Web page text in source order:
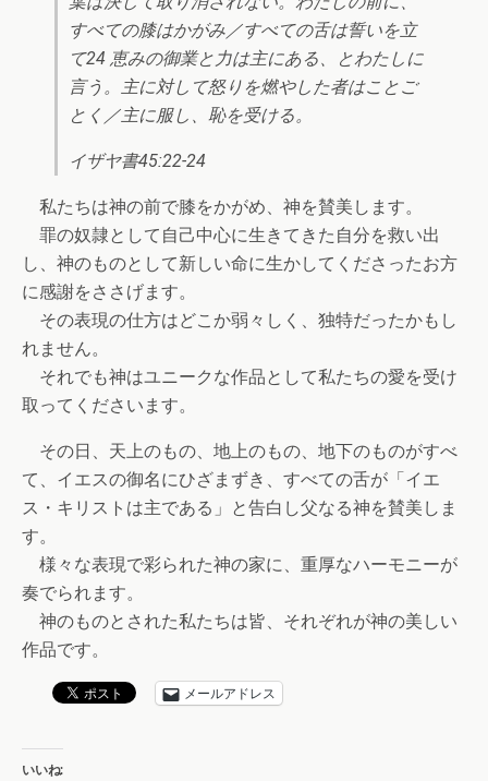
すべての膝はかがみ／すべての舌は誓いを立
て24 恵みの御業と力は主にある、とわたしに
言う。主に対して怒りを燃やした者はことご
とく／主に服し、恥を受ける。
イザヤ書45:22-24
私たちは神の前で膝をかがめ、神を賛美します。
罪の奴隷として自己中心に生きてきた自分を救い出
し、神のものとして新しい命に生かしてくださったお方
に感謝をささげます。
その表現の仕方はどこか弱々しく、独特だったかもし
れません。
それでも神はユニークな作品として私たちの愛を受け
取ってくださいます。
その日、天上のもの、地上のもの、地下のものがすべ
て、イエスの御名にひざまずき、すべての舌が「イエ
ス・キリストは主である」と告白し父なる神を賛美しま
す。
様々な表現で彩られた神の家に、重厚なハーモニーが
奏でられます。
神のものとされた私たちは皆、それぞれが神の美しい
作品です。
メールアドレス
いいね: